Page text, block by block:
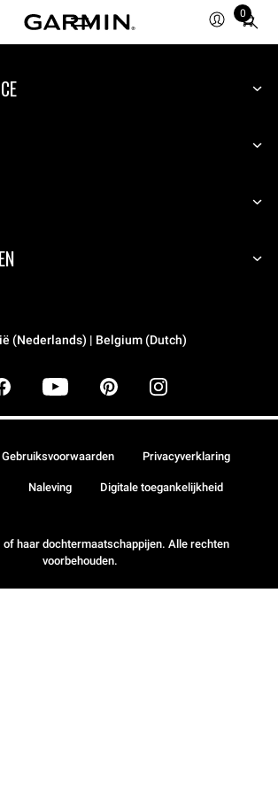
0
Total
items
cart:
(Nederlands) | Belgium (Dutch)
haar dochtermaatschappijen. Alle rechten
voorbehouden.
Gebruiksvoorwaarden Privacyverklaring
Naleving Digitale toegankelijkheid